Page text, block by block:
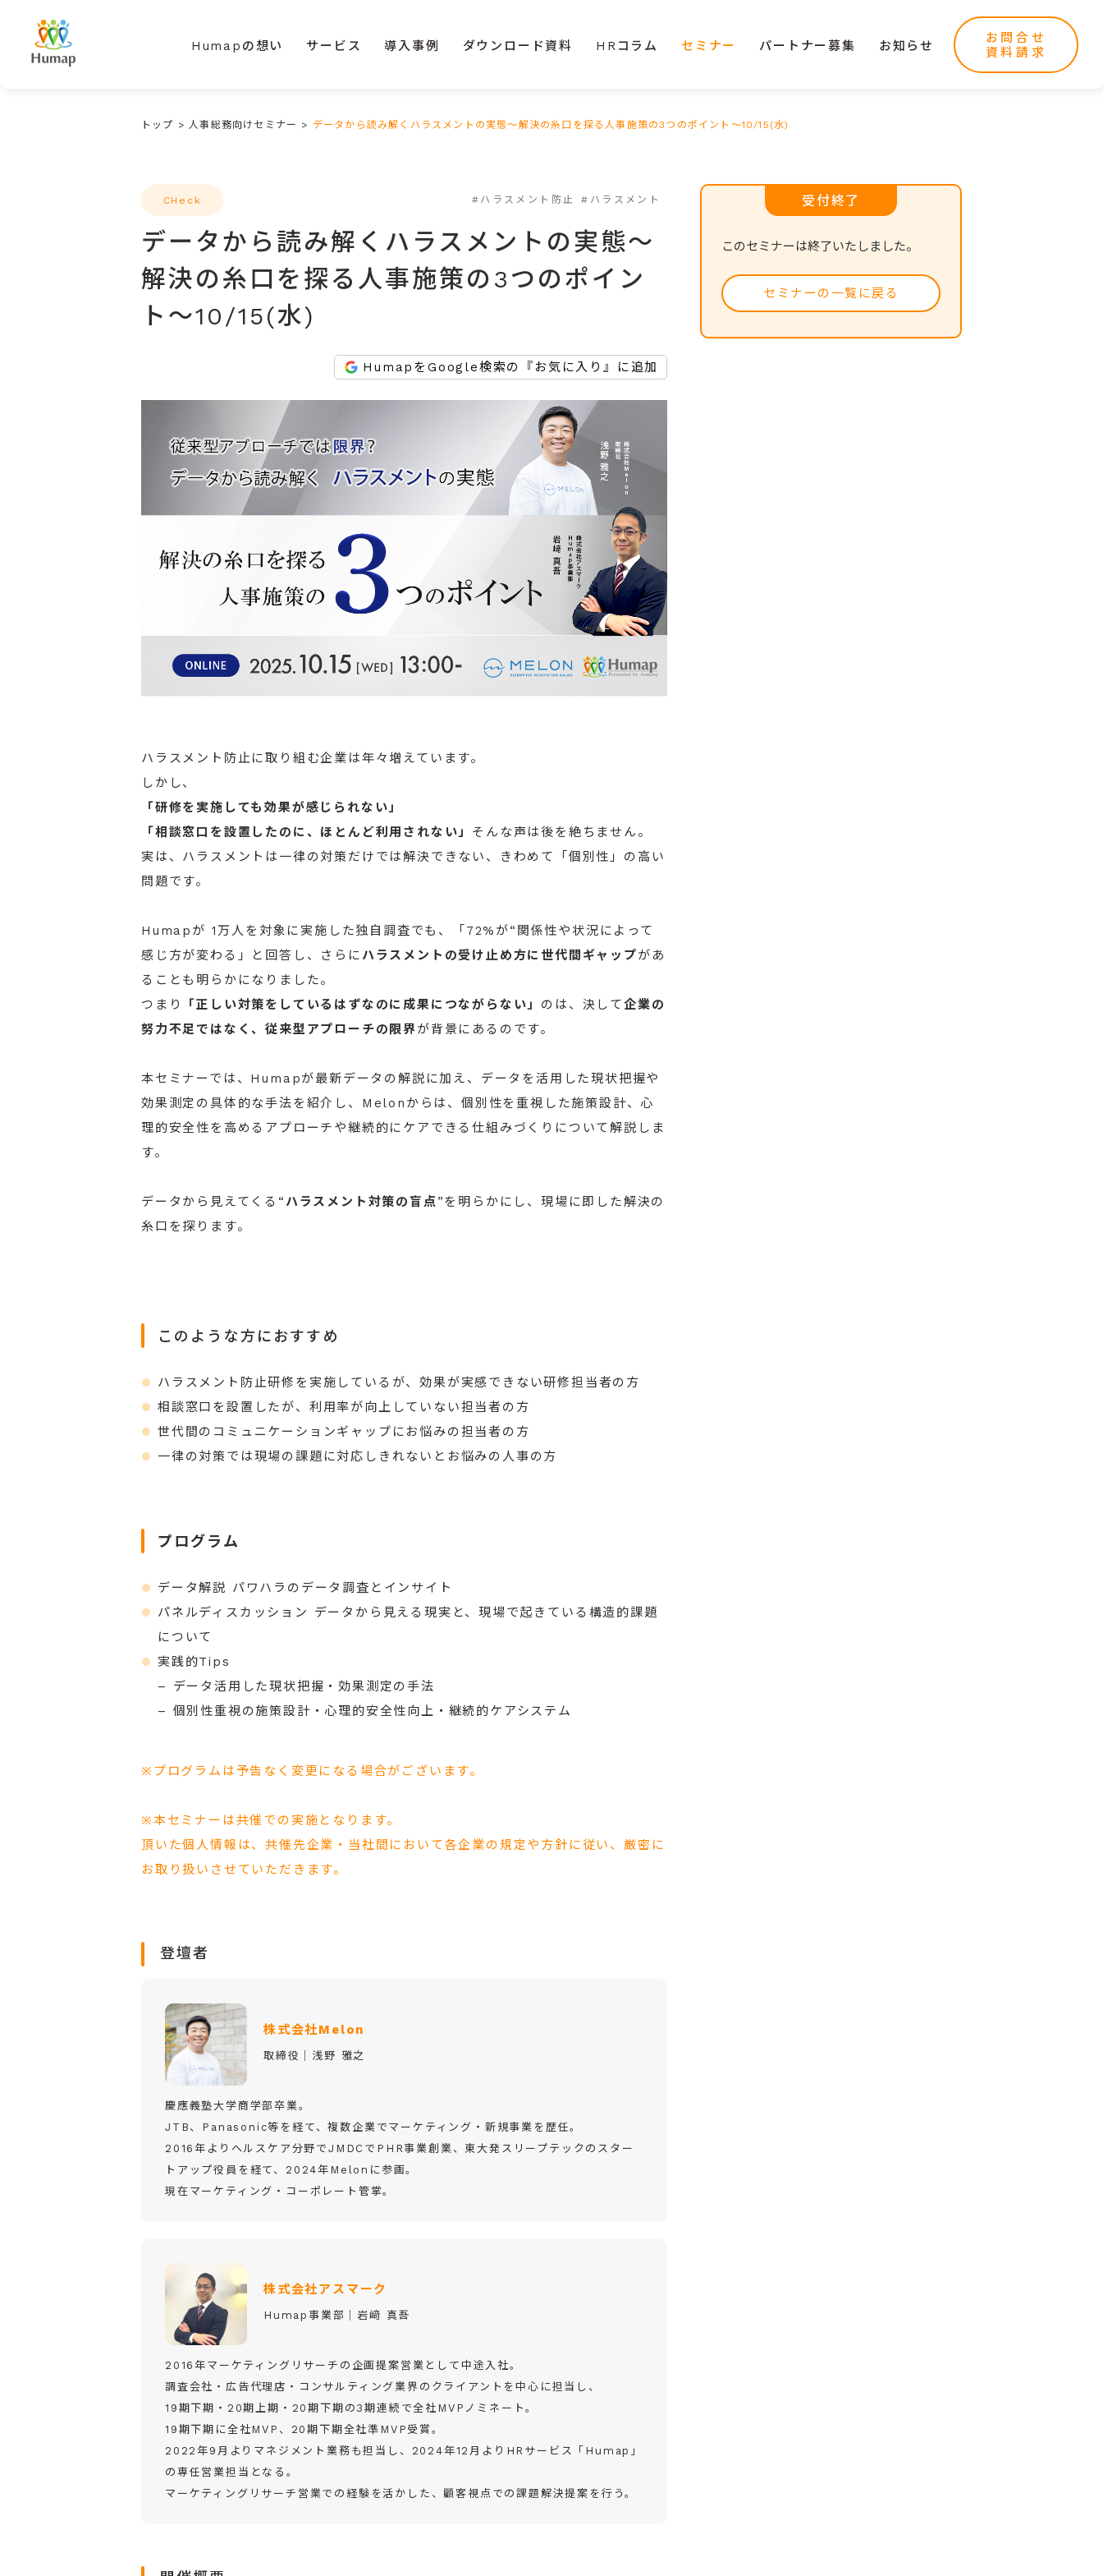
Humapの想い サービス 導入事例 ダウンロード資料 HRコラム セミナー パートナー募集 お知らせ
お問合せ
資料請求
トップ >人事総務向けセミナー > データから読み解くハラスメントの実態～解決の糸口を探る人事施策の3つのポイント～10/15(水)
CHeck #ハラスメント防止 #ハラスメント
データから読み解くハラスメントの実態～
解決の糸口を探る人事施策の3つのポイン
ト～10/15(水)
HumapをGoogle検索の『お気に入り』に追加
ハラスメント防止に取り組む企業は年々増えています。
しかし、
「研修を実施しても効果が感じられない」
「相談窓口を設置したのに、ほとんど利用されない」 そんな声は後を絶ちません。
実は、ハラスメントは一律の対策だけでは解決できない、きわめて「個別性」の高い
問題です。
Humapが 1万人を対象に実施した独自調査でも、「72%が“関係性や状況によって
感じ方が変わる」と回答し、さらに ハラスメントの受け止め方に世代間ギャップがあ
ることも明らかになりました。
つまり
「正しい対策をしているはずなのに成果につながらない」 のは、決して企業の
努力不足ではなく、従来型アプローチの限界が背景にあるのです。
本セミナーでは、Humapが最新データの解説に加え、データを活用した現状把握や
効果測定の具体的な手法を紹介し、Melonからは、個別性を重視した施策設計、心
理的安全性を高めるアプローチや継続的にケアできる仕組みづくりについて解説しま
す。
データから見えてくる“ ハラスメント対策の盲点 ”を明らかにし、現場に即した解決の
糸口を探ります。
このような方におすすめ
ハラスメント防止研修を実施しているが、効果が実感できない研修担当者の方
相談窓口を設置したが、利用率が向上していない担当者の方
世代間のコミュニケーションギャップにお悩みの担当者の方
一律の対策では現場の課題に対応しきれないとお悩みの人事の方
プログラム
データ解説 パワハラのデータ調査とインサイト
パネルディスカッション データから見える現実と、現場で起きている構造的課題
について
実践的Tips
– データ活用した現状把握・効果測定の手法
– 個別性重視の施策設計・心理的安全性向上・継続的ケアシステム
※プログラムは予告なく変更になる場合がございます。
※本セミナーは共催での実施となります。
頂いた個人情報は、共催先企業・当社間において各企業の規定や方針に従い、厳密に
お取り扱いさせていただきます。
登壇者
株式会社Melon
取締役｜浅野 雅之
慶應義塾大学商学部卒業。
JTB、Panasonic等を経て、複数企業でマーケティング・新規事業を歴任。
2016年よりヘルスケア分野でJMDCでPHR事業創業、東大発スリープテックのスター
トアップ役員を経て、2024年Melonに参画。
現在マーケティング・コーポレート管掌。
株式会社アスマーク
Humap事業部│岩﨑 真吾
2016年マーケティングリサーチの企画提案営業として中途入社。
調査会社・広告代理店・コンサルティング業界のクライアントを中心に担当し、
19期下期・20期上期・20期下期の3期連続で全社MVPノミネート。
19期下期に全社MVP、20期下期全社準MVP受賞。
2022年9月よりマネジメント業務も担当し、2024年12月よりHRサービス「Humap」
の専任営業担当となる。
マーケティングリサーチ営業での経験を活かした、顧客視点での課題解決提案を行う。
受付終了
このセミナーは終了いたしました。
セミナーの一覧に戻る